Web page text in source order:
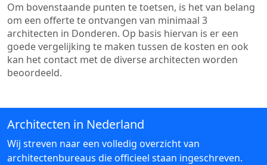
Om bovenstaande punten te toetsen, is het van belang
om een offerte te ontvangen van minimaal 3
architecten in Donderen. Op basis hiervan is er een
goede vergelijking te maken tussen de kosten en ook
kan het contact met de diverse architecten worden
beoordeeld.
Architecten in Nederland
Wij streven naar een volledig overzicht van
architectenbureaus die officieel staan ingeschreven.